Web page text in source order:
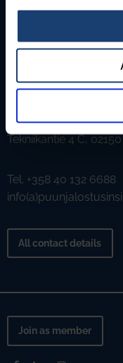
Aallonharja
Tekniikantie 4 C,
Tel. +358 40 132 6688
All contact details
Join as member